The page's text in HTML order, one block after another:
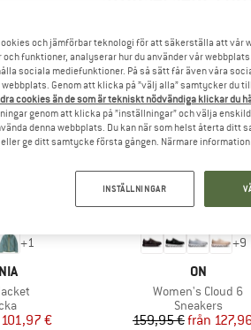
+1
pris
101,97 €
+9
VARUMÄRKE
ON
Produkter
Women's Cloud 6
Produktgrupp
Sneakers
Pris
159,95 €från
till 20%
och jämförbar teknologi för att säkerställa att vår
funktioner, analyserar hur du använder vår
sociala mediefunktioner. På så sätt får även våra
Genom att klicka på ”välj alla” samtycker du
cookies än de som är tekniskt nödvändiga klickar du
genom att klicka på ”inställningar” och välja
denna webbplats. Du kan när som helst återta ditt
ge ditt samtycke första gången. Närmare
INSTÄLLNINGAR